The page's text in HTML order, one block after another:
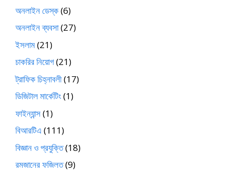
অনলাইন ডেস্ক(6)
অনলাইন ব্যবসা(27)
ইসলাম(21)
চাকরির নিয়োগ(21)
ট্রাফিক চিহ্নাবলী(17)
ডিজিটাল মার্কেটিং(1)
ফাইন্যান্স(1)
বিআরটিএ (111)
বিজ্ঞান ও প্রযুক্তি(18)
রমজানের ফজিলত(9)